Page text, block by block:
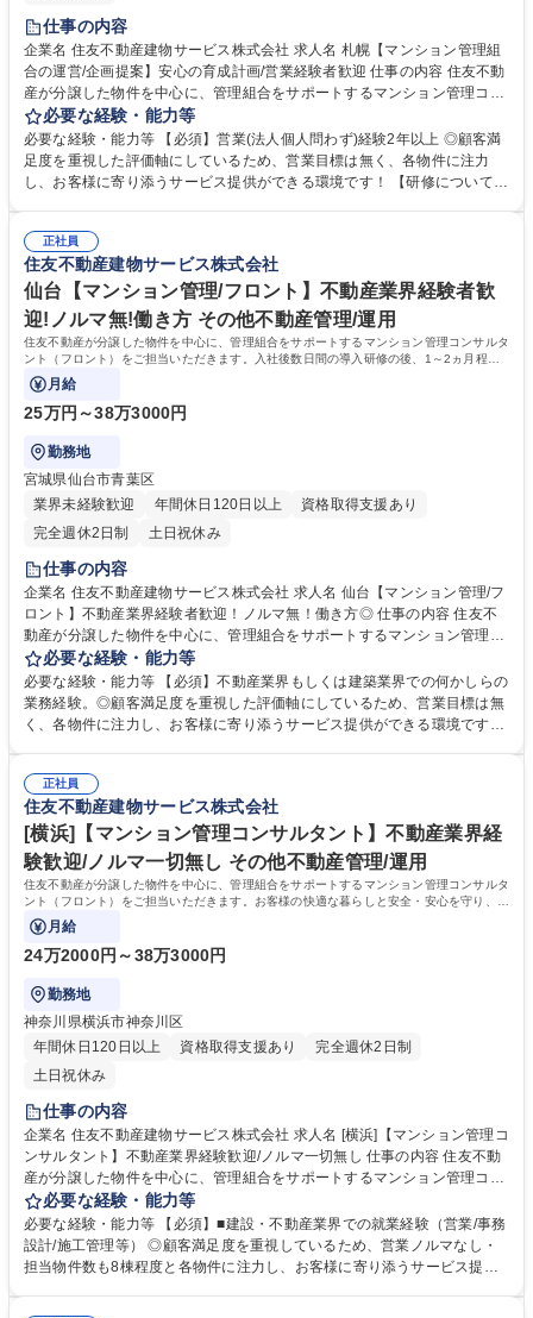
仕事の内容
企業名 住友不動産建物サービス株式会社 求人名 札幌【マンション管理組
合の運営/企画提案】安心の育成計画/営業経験者歓迎 仕事の内容 住友不動
産が分譲した物件を中心に、管理組合をサポートするマンション管理コン
サルタント（フロント）をご担当いただきます。お客様の快適な暮らしと
安全・安心を守り、顧客満足度を高めることがミッションです。 【具体的
には】■管理組合の定期的な集会（総会・理事会）進行サポート、資料作
成、資金管理等■共有施設の管理方法、駐車場運営、防犯対策、漏水対応
に申請)を導入。 ■時差出勤制度・半休制度の利用が可能。 募集職種 札幌
【マンション管理組合の運営/企画提案】安心の育成計画/営業経験者歓迎
必要な経験・能力等
必要な経験・能力等 【必須】営業(法人個人問わず)経験2年以上 ◎顧客満
足度を重視した評価軸にしているため、営業目標は無く、各物件に注力
し、お客様に寄り添うサービス提供ができる環境です！ 【研修について:
方等、座学研修がございます。導入研修後、ご経験を鑑み、それぞれの育
成プランを上長が作成いたします。各部門での先輩社員、上司からのOJT
教育を通じて、丁寧に研修いたします。未経験方も安心して働くことがで
きる環境が整備されています！ 学歴・資格 学歴：大学院 大学 語学力： 資
格：
正社員
住友不動産建物サービス株式会社
仙台【マンション管理/フロント】不動産業界経験者歓
迎!ノルマ無!働き方 その他不動産管理/運用
住友不動産が分譲した物件を中心に、管理組合をサポートするマンション管理コンサルタ
ント（フロント）をご担当いただきます。入社後数日間の導入研修の後、1～2ヵ月程度
のOJT期間（先輩社員が担当する商談に同行
月給
25万円～38万3000円
勤務地
宮城県仙台市青葉区
業界未経験歓迎
年間休日120日以上
資格取得支援あり
完全週休2日制
土日祝休み
仕事の内容
企業名 住友不動産建物サービス株式会社 求人名 仙台【マンション管理/フ
ロント】不動産業界経験者歓迎！ノルマ無！働き方◎ 仕事の内容 住友不
動産が分譲した物件を中心に、管理組合をサポートするマンション管理コ
ンサルタント（フロント）をご担当いただきます。入社後数日間の導入研
修の後、1～2ヵ月程度のOJT期間（先輩社員が担当する商談に同行 ・座学
など）を経て、徐々に担当物件数を増やします。【業務詳細】■管理組合
の定期的な集会（総会・理事会）進行サポート、資料作成、資金管理等■
【ミッション】お客様の快適な暮らしと安全・安心を守り、顧客満足度を
高めることです。 募集職種 仙台【マンション管理/フロント】不動産業界
経験者歓迎！ノルマ無！働き方◎
必要な経験・能力等
必要な経験・能力等 【必須】不動産業界もしくは建築業界での何かしらの
業務経験。◎顧客満足度を重視した評価軸にしているため、営業目標は無
く、各物件に注力し、お客様に寄り添うサービス提供ができる環境です！
日の対応しており、平均残業時間は約30時間です。■時差出勤制度・半休
制度あり。【キャリアイメージ】フロント(メンバークラス)→主任フロン
ト(係長クラス)→所長代理(課長クラス)→事業所長(部長クラス) 学歴・資
格 学歴：大学院 大学 高専 短大 専修学校 高校 語学力： 資格：第一種運転
免許普通自動車
正社員
住友不動産建物サービス株式会社
[横浜]【マンション管理コンサルタント】不動産業界経
験歓迎/ノルマ一切無し その他不動産管理/運用
住友不動産が分譲した物件を中心に、管理組合をサポートするマンション管理コンサルタ
ント（フロント）をご担当いただきます。お客様の快適な暮らしと安全・安心を守り、顧
客満足度を高めることがミッションです。
月給
24万2000円～38万3000円
勤務地
神奈川県横浜市神奈川区
年間休日120日以上
資格取得支援あり
完全週休2日制
土日祝休み
仕事の内容
企業名 住友不動産建物サービス株式会社 求人名 [横浜]【マンション管理コ
ンサルタント】不動産業界経験歓迎/ノルマ一切無し 仕事の内容 住友不動
産が分譲した物件を中心に、管理組合をサポートするマンション管理コン
サルタント（フロント）をご担当いただきます。お客様の快適な暮らしと
安全・安心を守り、顧客満足度を高めることがミッションです。 【具体的
には】■管理組合の定期的な集会（総会・理事会）進行サポート、資料作
成、資金管理等■共有施設の管理方法、駐車場運営、防犯対策、漏水対応
必要な経験・能力等
必要な経験・能力等 【必須】■建設・不動産業界での就業経験（営業/事務
設計/施工管理等） ◎顧客満足度を重視しているため、営業ノルマなし・
担当物件数も8棟程度と各物件に注力し、お客様に寄り添うサービス提供